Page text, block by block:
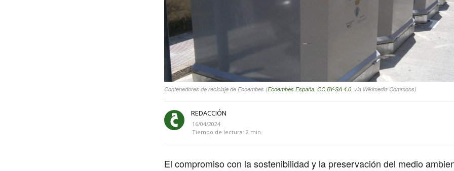
Contenedores de reciclaje de Ecoembes (Ecoembes España, CC BY-SA 4.0, via Wikimedia Commons)
REDACCIÓN
16/04/2024
Tiempo de lectura: 2 min.
El compromiso con la sostenibilidad y la preservación del medio